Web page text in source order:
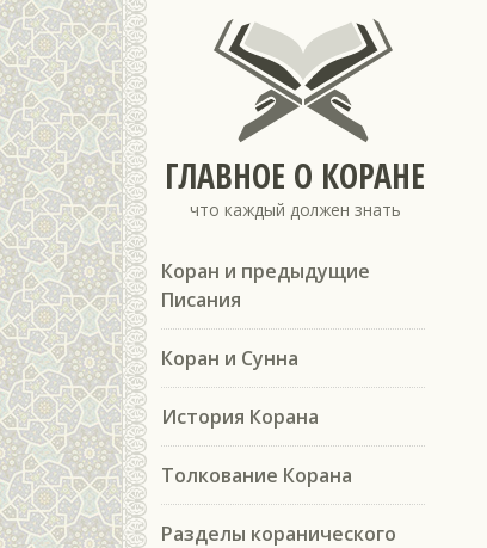
ГЛАВНОЕ О КОРАНЕ
что каждый должен знать
Коран и предыдущие
Писания
Коран и Сунна
История Корана
Толкование Корана
Разделы коранического